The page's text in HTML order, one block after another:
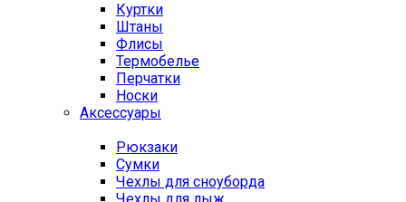
Куртки
Штаны
Флисы
Термобелье
Перчатки
Носки
Аксессуары
Рюкзаки
Сумки
Чехлы для сноуборда